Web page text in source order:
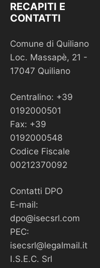
RECAPITI E
CONTATTI
Comune di Quiliano
Loc. Massapè, 21 -
17047 Quiliano
Centralino: +39
0192000501
Fax: +39
0192000548
Codice Fiscale
00212370092
Contatti DPO
E-mail:
dpo@isecsrl.com
PEC:
isecsrl@legalmail.it
I.S.E.C. Srl